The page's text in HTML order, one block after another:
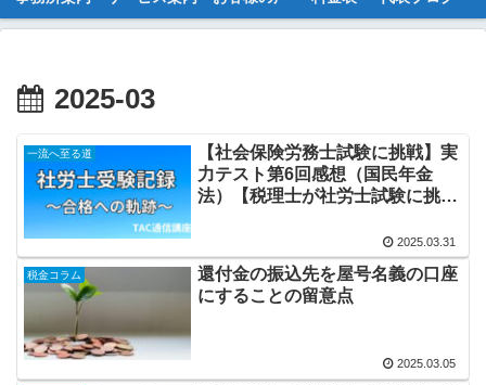
2025-03
一流へ至る道
【社会保険労務士試験に挑戦】実
力テスト第6回感想（国民年金
法）【税理士が社労士試験に挑戦
2025.03.31
税金コラム
還付金の振込先を屋号名義の口座
にすることの留意点
2025.03.05